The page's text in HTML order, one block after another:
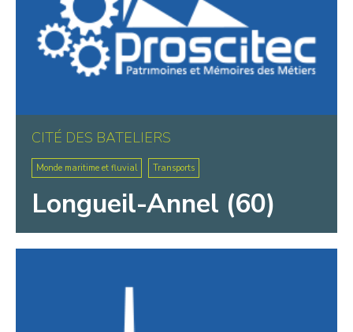
CITÉ DES BATELIERS
Monde maritime et fluvial Transports
Longueil-Annel (60)